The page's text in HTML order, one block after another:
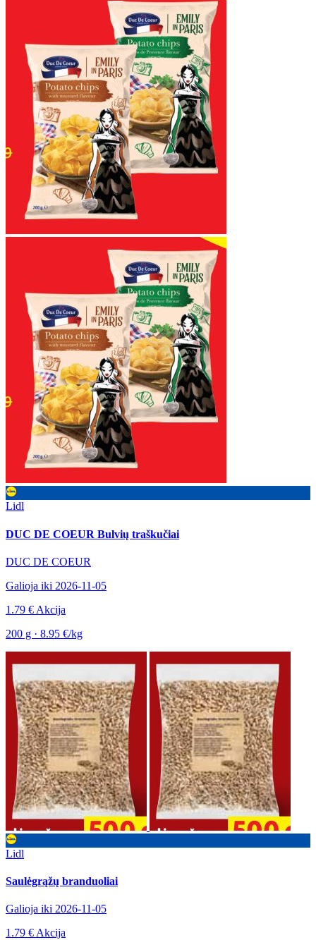
Lidl
DUC DE COEUR Bulvių traškučiai
DUC DE COEUR
Galioja iki 2026-11-05
1.79 € Akcija
200 g · 8.95 €/kg
Lidl
Saulėgrąžų branduoliai
Galioja iki 2026-11-05
1.79 € Akcija